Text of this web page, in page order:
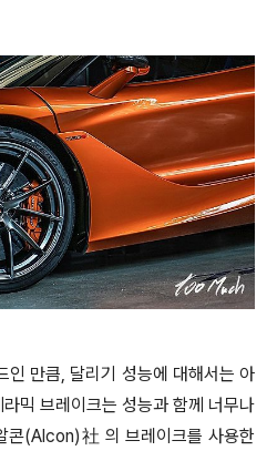
인 만큼, 달리기 성능에 대해서는 아
믹 브레이크는 성능과 함께 너무나
콘(Alcon)社 의 브레이크를 사용한